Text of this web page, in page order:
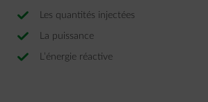
Les quantités injectées
La puissance
L’énergie réactive